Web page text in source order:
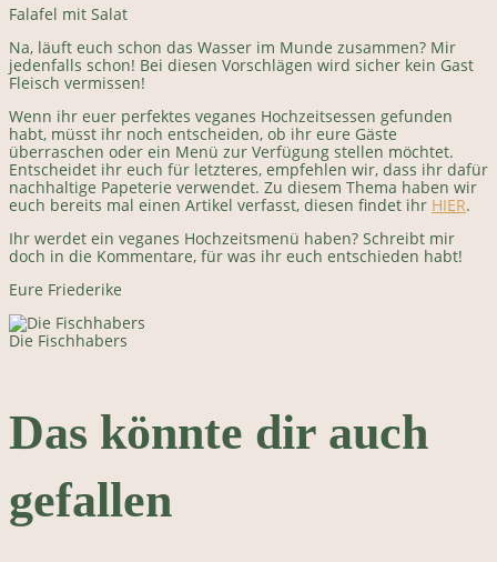
Falafel mit Salat
Na, läuft euch schon das Wasser im Munde zusammen? Mir
jedenfalls schon! Bei diesen Vorschlägen wird sicher kein Gast
Fleisch vermissen!
Wenn ihr euer perfektes veganes Hochzeitsessen gefunden
habt, müsst ihr noch entscheiden, ob ihr eure Gäste
überraschen oder ein Menü zur Verfügung stellen möchtet.
Entscheidet ihr euch für letzteres, empfehlen wir, dass ihr dafür
nachhaltige Papeterie verwendet. Zu diesem Thema haben wir
euch bereits mal einen Artikel verfasst, diesen findet ihr HIER.
Ihr werdet ein veganes Hochzeitsmenü haben? Schreibt mir
doch in die Kommentare, für was ihr euch entschieden habt!
Eure Friederike
Die Fischhabers
Das könnte dir auch
gefallen